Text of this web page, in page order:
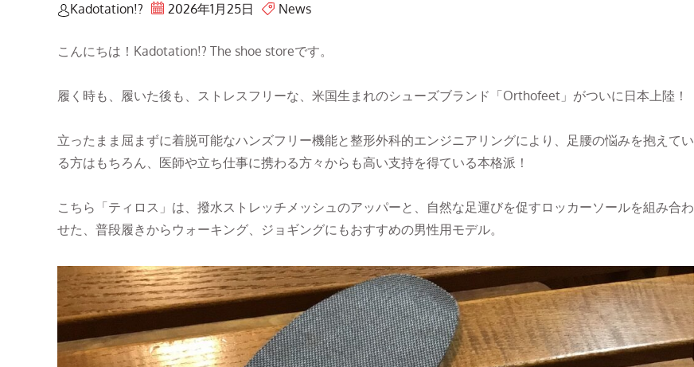
Kadotation!? 2026年1月25日 News
こんにちは！Kadotation!? The shoe storeです。
履く時も、履いた後も、ストレスフリーな、米国生まれのシューズブランド「Orthofeet」がついに日本上陸！
立ったまま屈まずに着脱可能なハンズフリー機能と整形外科的エンジニアリングにより、足腰の悩みを抱えてい
る方はもちろん、医師や立ち仕事に携わる方々からも高い支持を得ている本格派！
こちら「ティロス」は、撥水ストレッチメッシュのアッパーと、自然な足運びを促すロッカーソールを組み合わ
せた、普段履きからウォーキング、ジョギングにもおすすめの男性用モデル。